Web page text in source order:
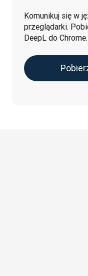
Komunikuj się w
przeglądarki.
DeepL do Chrome.